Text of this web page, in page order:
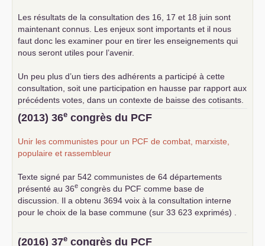
Les résultats de la consultation des 16, 17 et 18 juin sont
maintenant connus. Les enjeux sont importants et il nous
faut donc les examiner pour en tirer les enseignements qui
nous seront utiles pour l’avenir.
Un peu plus d’un tiers des adhérents a participé à cette
consultation, soit une participation en hausse par rapport aux
précédents votes, dans un contexte de baisse des cotisants.
... lire la suite
(2013) 36e congrès du PCF
Unir les communistes pour un PCF de combat, marxiste,
populaire et rassembleur
Texte signé par 542 communistes de 64 départements
présenté au 36e congrès du PCF comme base de
discussion. Il a obtenu 3694 voix à la consultation interne
pour le choix de la base commune (sur 33 623 exprimés) .
(2016) 37e congrès du PCF